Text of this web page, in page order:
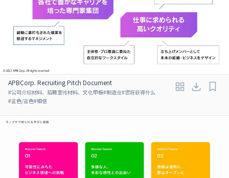
APBCorp. Recruiting Pitch Document
#公司介绍材料、招聘宣传材料、文化甲板#制造业#您将获得什么
#蓝色/蓝色#相信